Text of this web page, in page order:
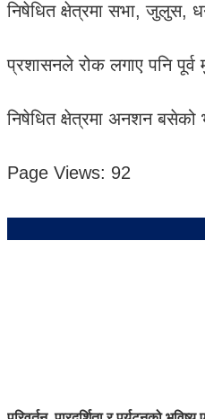
निषेधित क्षेत्रमा सभा, जुलुस,
प्रशासनले रोक लगाए पनि पूर्व
निषेधित क्षेत्रमा अनशन
Page Views: 92